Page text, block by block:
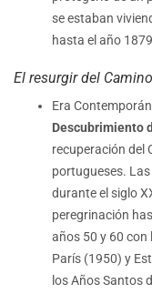
se estaban
hasta el año
El resurgir del
Era
Descubrimiento
recuperación del
portugueses.
durante el siglo
peregrinación
años 50 y 60 con
París (1950) y
los Años Santos